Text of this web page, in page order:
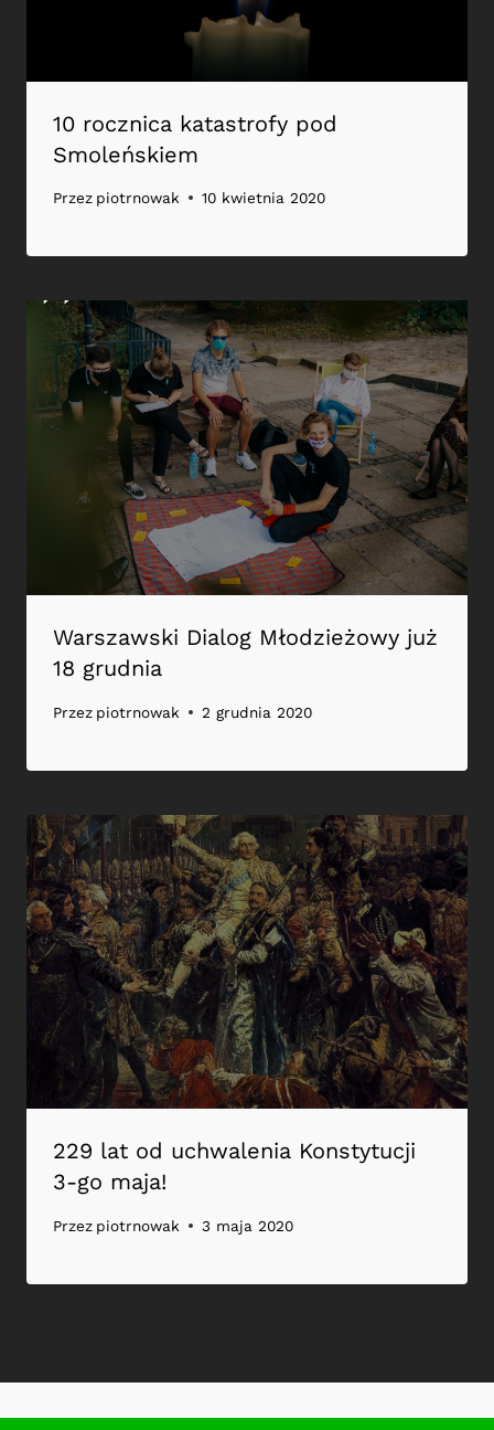
10 rocznica katastrofy pod
Smoleńskiem
Przez piotrnowak 10 kwietnia 2020
Warszawski Dialog Młodzieżowy już
18 grudnia
Przez piotrnowak 2 grudnia 2020
229 lat od uchwalenia Konstytucji
3-go maja!
Przez piotrnowak 3 maja 2020